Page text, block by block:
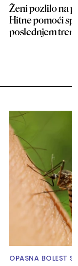
Ženi pozlilo na
Hitne pomoći
poslednjem
OPASNA BOLEST